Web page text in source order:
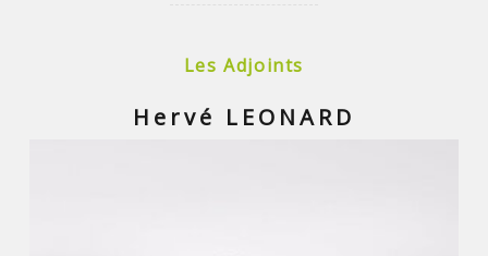
Les Adjoints
Hervé LEONARD